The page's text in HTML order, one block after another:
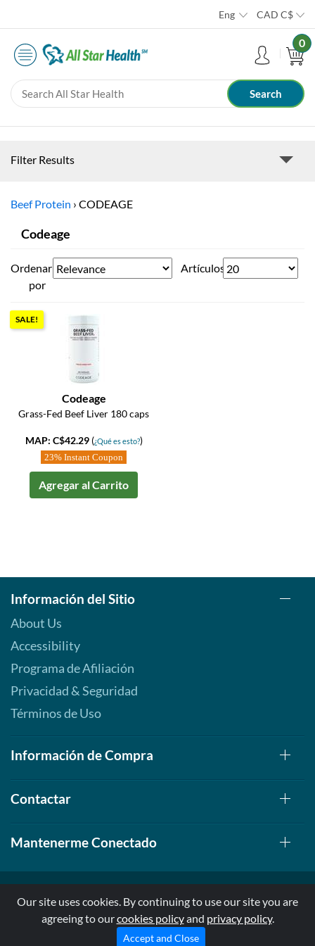
Eng CAD C$
0
Filter Results
Beef Protein › CODEAGE
Codeage
Ordenar
por
Artículos
SALE!
Codeage
Grass-Fed Beef Liver 180 caps
MAP: C$42.29 (¿Qué es esto?)
23% Instant Coupon
Agregar al Carrito
Información del Sitio
About Us
Accessibility
Programa de Afiliación
Privacidad & Seguridad
Términos de Uso
Información de Compra
Contactar
Mantenerme Conectado
© 1999-2026, AllStarHealth.com | All Rights Reserved
* Estas declaraciones no han sido evaluadas por la FDA
Our site uses cookies. By continuing to use our site you are
agreeing to ourcookies policyand privacy policy.
Accept and Close